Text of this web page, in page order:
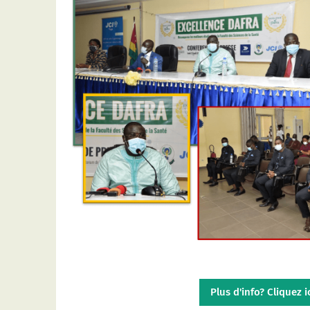
Plus d'info? Cliquez